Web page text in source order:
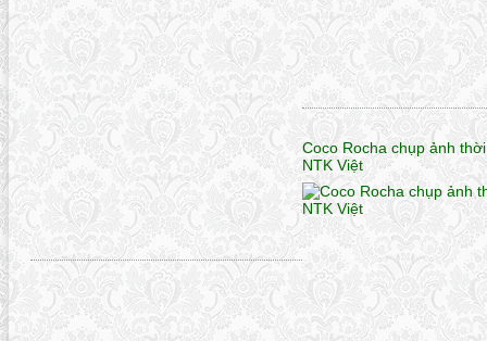
Coco Rocha chụp ảnh
NTK Việt